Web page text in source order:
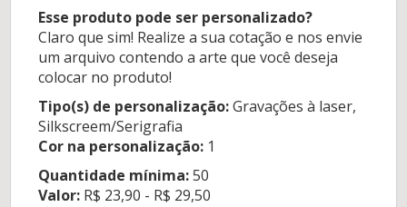
Esse produto pode ser personalizado?
Claro que sim! Realize a sua cotação e nos envie
um arquivo contendo a arte que você deseja
colocar no produto!
Tipo(s) de personalização:Gravações à laser,
Silkscreem/Serigrafia
Cor na personalização: 1
Quantidade mínima:50
Valor: R$ 23,90 - R$ 29,50